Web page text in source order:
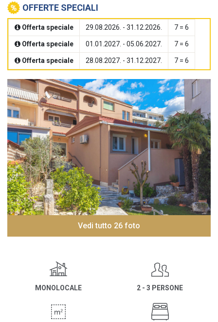
OFFERTE SPECIALI
Offerta speciale 29.08.2026. - 31.12.2026. 7 = 6
Offerta speciale 01.01.2027. - 05.06.2027. 7 = 6
Offerta speciale 28.08.2027. - 31.12.2027. 7 = 6
Vedi tutto 26 foto
MONOLOCALE 2 - 3 PERSONE